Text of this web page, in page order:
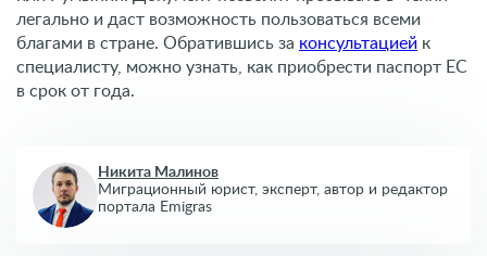
легально и даст возможность пользоваться всеми
благами в стране. Обратившись за консультацией к
специалисту, можно узнать, как приобрести паспорт ЕС
в срок от года.
Никита Малинов
Миграционный юрист, эксперт, автор и редактор
портала Emigras